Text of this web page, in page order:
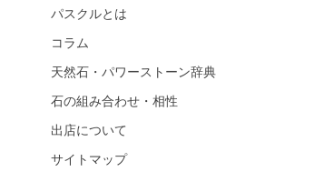
パスクルとは
コラム
天然石・パワーストーン辞典
石の組み合わせ・相性
出店について
サイトマップ